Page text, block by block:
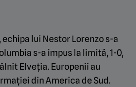
lui Nestor Lorenzo s-a
s-a impus la limită, 1-0,
Elveția. Europenii au
din America de Sud.